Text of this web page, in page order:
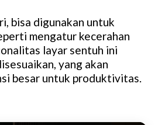
bisa digunakan untuk
mengatur kecerahan
layar sentuh ini
yang akan
besar untuk produktivitas.